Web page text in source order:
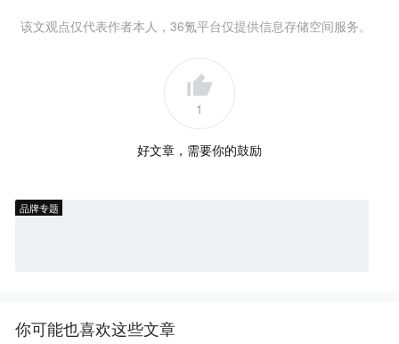
该文观点仅代表作者本人，36氪平台仅提供信息存储空间服务。
1
好文章，需要你的鼓励
品牌专题
你可能也喜欢这些文章